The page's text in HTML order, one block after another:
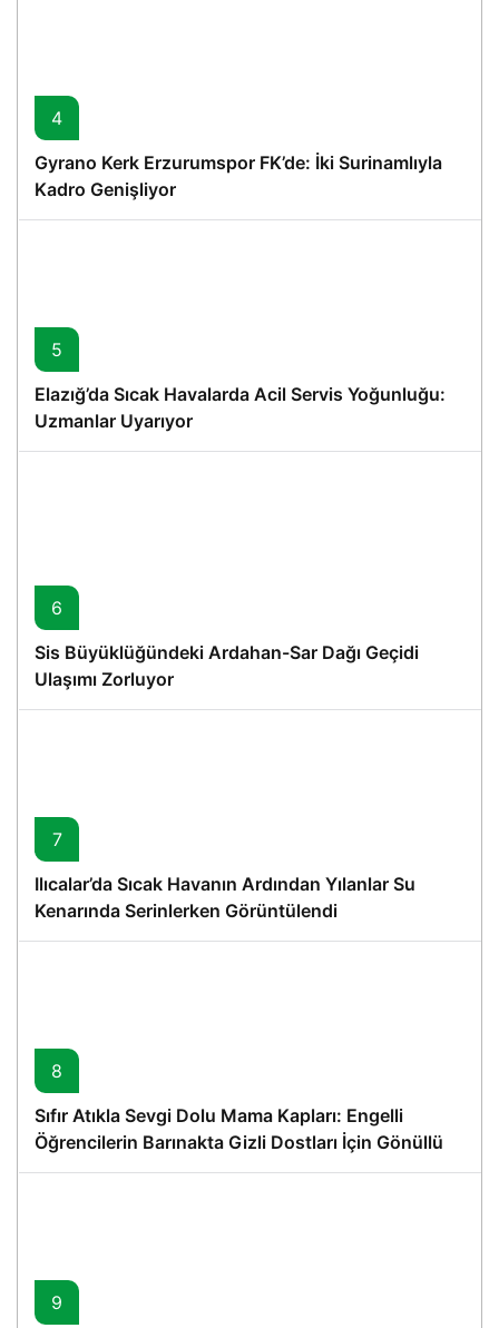
4
Gyrano Kerk Erzurumspor FK’de: İki Surinamlıyla
Kadro Genişliyor
5
Elazığ’da Sıcak Havalarda Acil Servis Yoğunluğu:
Uzmanlar Uyarıyor
6
Sis Büyüklüğündeki Ardahan-Sar Dağı Geçidi
Ulaşımı Zorluyor
7
Ilıcalar’da Sıcak Havanın Ardından Yılanlar Su
Kenarında Serinlerken Görüntülendi
8
Sıfır Atıkla Sevgi Dolu Mama Kapları: Engelli
Öğrencilerin Barınakta Gizli Dostları İçin Gönüllü
Proje
9